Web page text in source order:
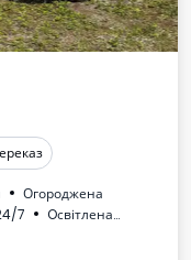
Огороджена
7
Oсвітлена